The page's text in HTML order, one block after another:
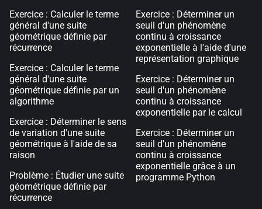
Exercice : Calculer le terme
général d'une suite
géométrique définie par
récurrence
Exercice : Calculer le terme
général d'une suite
géométrique définie par un
algorithme
Exercice : Déterminer le sens
de variation d'une suite
géométrique à l'aide de sa
raison
Problème : Étudier une suite
géométrique définie par
récurrence
Exercice : Déterminer un
seuil d'un phénomène
continu à croissance
exponentielle à l'aide d'une
représentation graphique
Exercice : Déterminer un
seuil d'un phénomène
continu à croissance
exponentielle par le calcul
Exercice : Déterminer un
seuil d'un phénomène
continu à croissance
exponentielle grâce à un
programme Python